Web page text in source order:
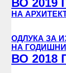
ВО 2019
НА
ОДЛУКА ЗА
НА
ВО 2018